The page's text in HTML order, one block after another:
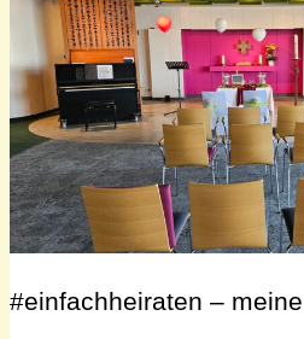
#einfachheiraten –